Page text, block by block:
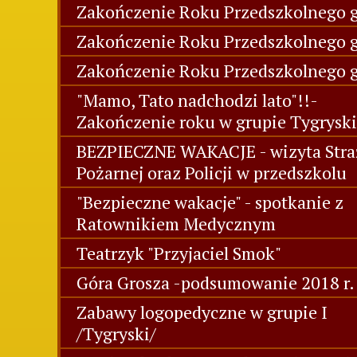
Zakończenie Roku Przedszkolnego
Zakończenie Roku Przedszkolnego
Zakończenie Roku Przedszkolnego
"Mamo, Tato nadchodzi lato"!!-
Zakończenie roku w grupie Tygryski
BEZPIECZNE WAKACJE - wizyta
Pożarnej oraz Policji w przedszkolu
"Bezpieczne wakacje" - spotkanie z
Ratownikiem Medycznym
Teatrzyk "Przyjaciel Smok"
Góra Grosza -podsumowanie 2018 r.
Zabawy logopedyczne w grupie I
/Tygryski/